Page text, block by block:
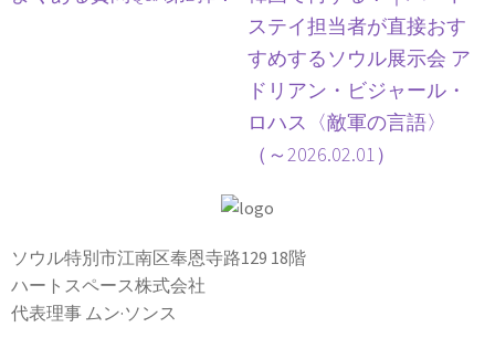
ステイ担当者が直接おす
すめするソウル展示会 ア
ドリアン・ビジャール・
ロハス〈敵軍の言語〉
（～2026.02.01）
ソウル特別市江南区奉恩寺路129 18階
ハートスペース株式会社
代表理事 ムン·ソンス